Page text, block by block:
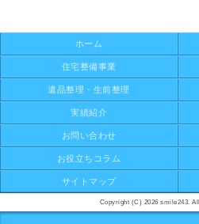
ホーム
住宅整備事業
遺品整理・生前整理
実績紹介
お問い合わせ
お役立ちコラム
サイトマップ
Copyright (C) 2026 smile243.